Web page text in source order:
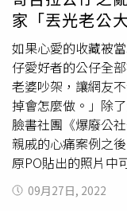
柯震東表示身邊有
志友夫妻，還爆料
人身份跟小孩講話
台上映。
家「丟光老公
如果心愛的收藏被
仔愛好者的公仔全
老婆吵架，讓網友
掉會怎麼做。」除
臉書社團《爆廢公
親戚的心痛案例之
原PO貼出的照片中
姆，還有數量龐大
該是價值不斐。此
09月27日, 2022